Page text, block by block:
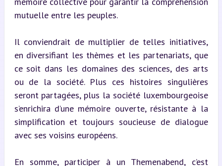
mutuelle entre les peuples.
Il conviendrait de multiplier de telles initiatives,
en diversifiant les thèmes et les partenariats, que
ce soit dans les domaines des sciences, des arts
ou de la société. Plus ces histoires singulières
seront partagées, plus la société luxembourgeoise
s’enrichira d’une mémoire ouverte, résistante à la
simplification et toujours soucieuse de dialogue
avec ses voisins européens.
En somme, participer à un Themenabend, c’est